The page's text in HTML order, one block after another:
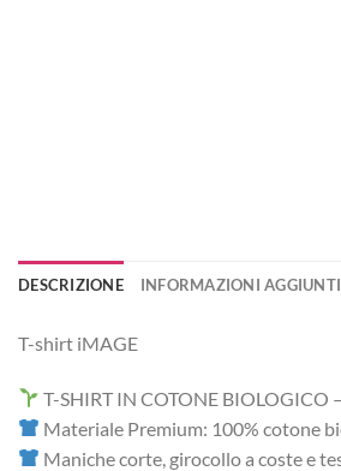
DESCRIZIONE INFORMAZIONI
T-shirt iMAGE
T-SHIRT IN COTONE BIOLOGICO
Materiale Premium: 100% cotone
Maniche corte, girocollo a coste e